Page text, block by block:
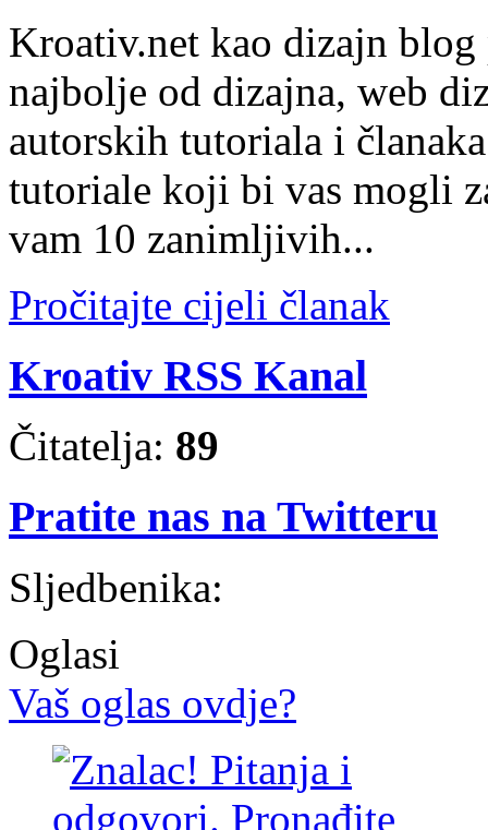
Kroativ.net kao dizajn
najbolje od dizajna, web
autorskih tutoriala i
tutoriale koji bi vas mogli
vam 10 zanimljivih...
Pročitajte cijeli članak
Kroativ RSS Kanal
Čitatelja: 89
Pratite nas na Twitteru
Sljedbenika:
Oglasi
Vaš oglas ovdje?